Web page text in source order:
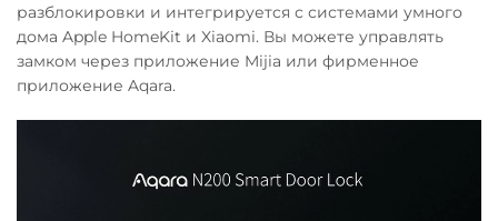
разблокировки и интегрируется с системами умного
дома Apple HomeKit и Xiaomi. Вы можете управлять
замком через приложение Mijia или фирменное
приложение Aqara.